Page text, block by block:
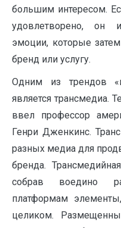
большим интересом.
удовлетворено, он
эмоции, которые
бренд или услугу.
Одним из трендов
является трансмедиа.
ввел профессор
Генри Дженкинс.
разных медиа для
бренда.
собрав воедино
платформам
целиком.